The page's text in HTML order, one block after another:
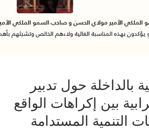
بالداخلة حول تدبير
بين إكراهات الواقع
التنمية المستدامة